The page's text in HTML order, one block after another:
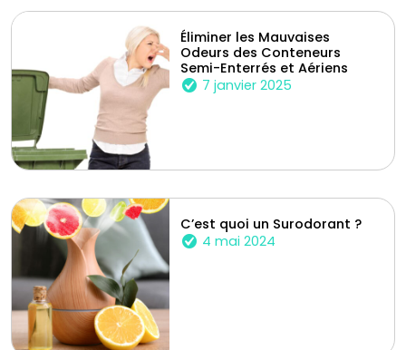
Éliminer les Mauvaises
Odeurs des Conteneurs
Semi-Enterrés et Aériens
7 janvier 2025
C’est quoi un Surodorant ?
4 mai 2024